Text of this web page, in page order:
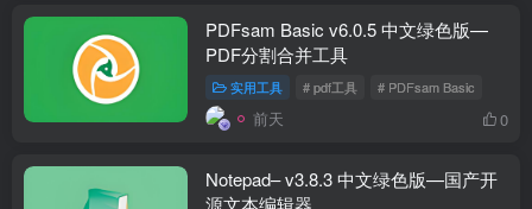
PDFsam Basic v6.0.5 中文绿色版—
PDF分割合并工具
实用工具 # pdf工具 # PDFsam Basic
前天 0
Notepad– v3.8.3 中文绿色版—国产开
源文本编辑器